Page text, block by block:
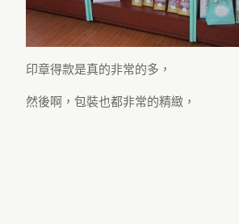
印章得款是真的非常的多，
然後啊，包裝也都非常的精緻，